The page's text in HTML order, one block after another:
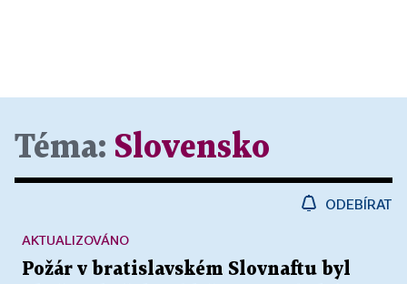
Téma: Slovensko
ODEBÍRAT
Požár v bratislavském Slovnaftu byl
AKTUALIZOVÁNO